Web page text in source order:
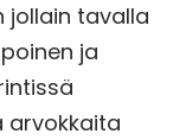
jollain tavalla
ja
arvokkaita